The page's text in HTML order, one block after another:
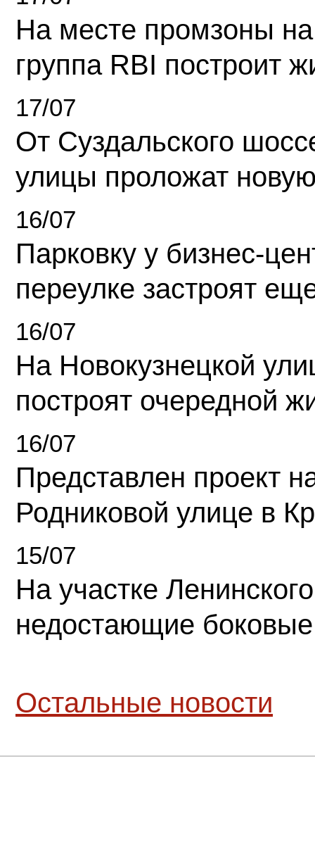
На месте промзоны
группа RBI построит
17/07
От Суздальского
улицы проложат
16/07
Парковку у бизнес-
переулке застроят
16/07
На Новокузнецкой
построят очередной
16/07
Представлен проект
Родниковой улице в
15/07
На участке
недостающие
Остальные новости